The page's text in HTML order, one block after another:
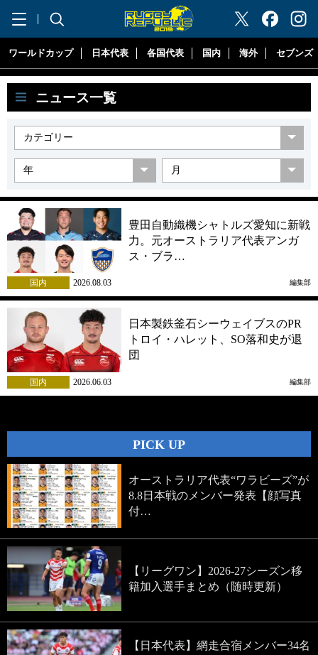
"ラグビーリパブリック"
ワールドカップ 日本代表 各国代表 国内 海外 セブンズ
ニュース一覧
豊田自動織機シャトルズ愛知に新戦
力。元オーストラリア代表アンガ
ス・ブラ…
国内 2026.08.03 編集部
日本製鉄釜石シーウェイブスのPR
トロイ・ハレット、SO落和史が退
団
国内 2026.06.03 編集部
PICK UP
オーストラリア代表“ワラビーズ”が
8.8日本戦のメンバー発表【顔写真
付…
【リーグワン】2026-27シーズン移
籍加入選手まとめ（随時更新）
【日本代表】網走合宿メンバー34名